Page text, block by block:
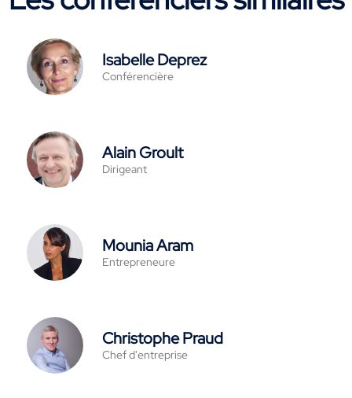
Isabelle Deprez
Conférencière
Alain Groult
Dirigeant
Mounia Aram
Entrepreneure
Christophe Praud
Chef d'entreprise